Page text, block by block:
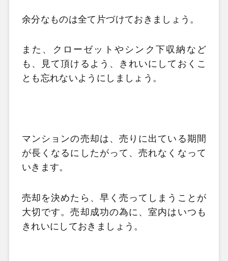
余分なものは全て片づけておきましょう。
また、クローゼットやシンク下収納など
も、見て頂けるよう、きれいにしておくこ
とも忘れないようにしましょう。
マンションの売却は、売りに出ている期間
が長くなるにしたがって、売れなくなって
いきます。
売却を決めたら、早く売ってしまうことが
大切です。売却成功の為に、室内はいつも
きれいにしておきましょう。